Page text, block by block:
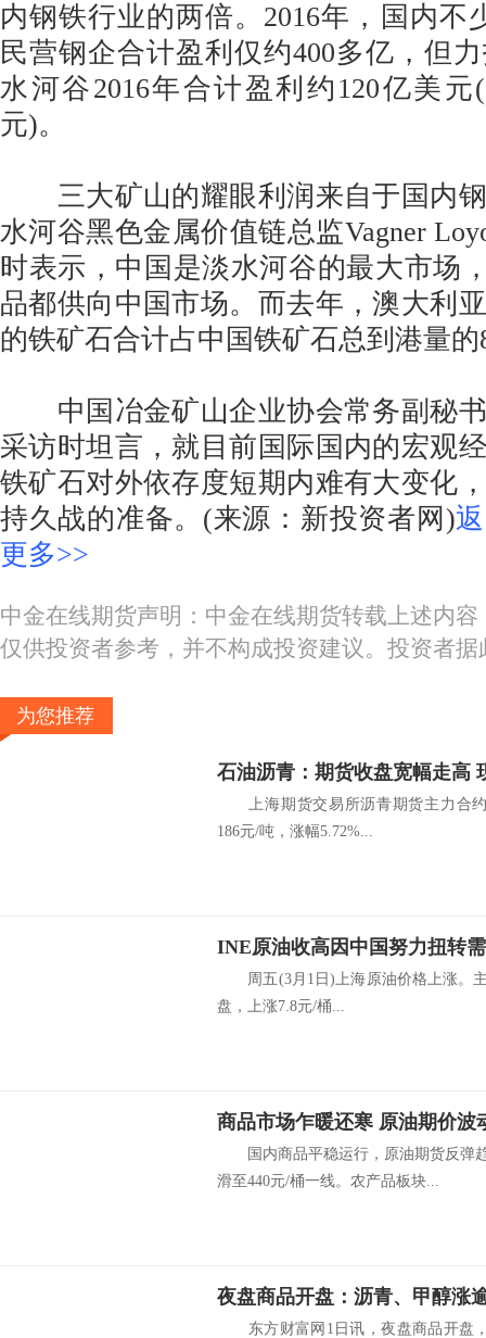
内钢铁行业的两倍。2016年，国内不
民营钢企合计盈利仅约400多亿，但
水河谷2016年合计盈利约120亿美
元)。
三大矿山的耀眼利润来自于国内钢
水河谷黑色金属价值链总监Vagner
时表示，中国是淡水河谷的最大市场
品都供向中国市场。而去年，澳大利
的铁矿石合计占中国铁矿石总到港量的
中国冶金矿山企业协会常务副秘书
采访时坦言，就目前国际国内的宏观
铁矿石对外依存度短期内难有大变化
持久战的准备。(来源：新投资者网)
更多>>
中金在线期货声明：中金在线期货转载上述内
仅供投资者参考，并不构成投资建议。投资者
为您推荐
石油沥青：期货收盘宽幅走高
上海期货交易所沥青期货主力合约
186元/吨，涨幅5.72%...
周五(3月1日)上海原油价格上涨。主
盘，上涨7.8元/桶...
商品市场乍暖还寒 原油期价波
国内商品平稳运行，原油期货反弹
滑至440元/桶一线。农产品板块...
夜盘商品开盘：沥青、甲醇涨
东方财富网1日讯，夜盘商品开盘，